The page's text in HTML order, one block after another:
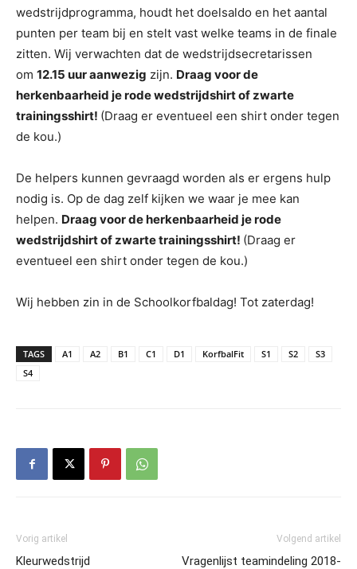
wedstrijdprogramma, houdt het doelsaldo en het aantal
punten per team bij en stelt vast welke teams in de finale
zitten. Wij verwachten dat de wedstrijdsecretarissen
om 12.15 uur aanwezig zijn. Draag voor de
herkenbaarheid je rode wedstrijdshirt of zwarte
trainingsshirt! (Draag er eventueel een shirt onder tegen
de kou.)
De helpers kunnen gevraagd worden als er ergens hulp
nodig is. Op de dag zelf kijken we waar je mee kan
helpen. Draag voor de herkenbaarheid je rode
wedstrijdshirt of zwarte trainingsshirt! (Draag er
eventueel een shirt onder tegen de kou.)
Wij hebben zin in de Schoolkorfbaldag! Tot zaterdag!
TAGS A1 A2 B1 C1 D1 KorfbalFit S1 S2
S3
S4
Vorig artikel
Kleurwedstrijd
Volgend artikel
Vragenlijst teamindeling 2018-